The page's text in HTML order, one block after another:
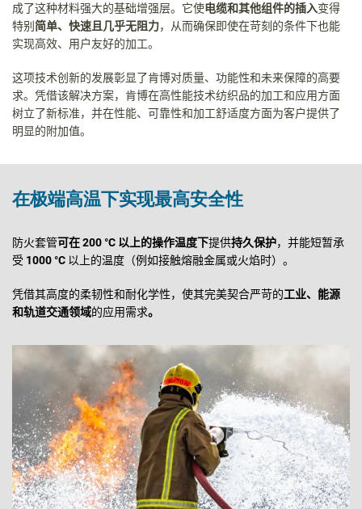
成了这种材料强大的基础增强层。它使电缆和其他组件的插入变得
特别简单、快速且几乎无阻力，从而确保即使在苛刻的条件下也能
实现高效、用户友好的加工。
这项技术创新的发展彰显了肯博对质量、功能性和未来保障的高要
求。凭借该解决方案，肯博在高性能技术纺织品的加工和应用方面
树立了新标准，并在性能、可靠性和加工舒适度方面为客户提供了
明显的附加值。
在极端高温下实现最高安全性
防火套管可在200 °C 以上的操作温度下提供持久保护，并能短暂承
受 1000 °C 以上的温度（例如接触熔融金属或火焰时）。
凭借其高度的柔韧性和耐化学性，使其完美契合严苛的工业、能源
和轨道交通领域的应用需求。